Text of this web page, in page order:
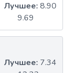
9.69
Лучшее: 8.90
Лучшее: 7.34